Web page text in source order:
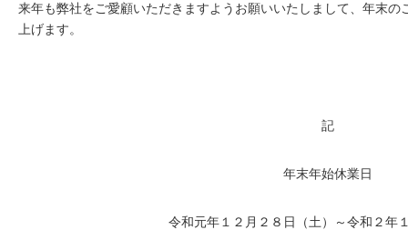
来年も弊社をご愛顧いただきますようお願いいたしまして、年末
上げます。
記
年末年始休業日
令和元年１２月２８日（土）～令和２年